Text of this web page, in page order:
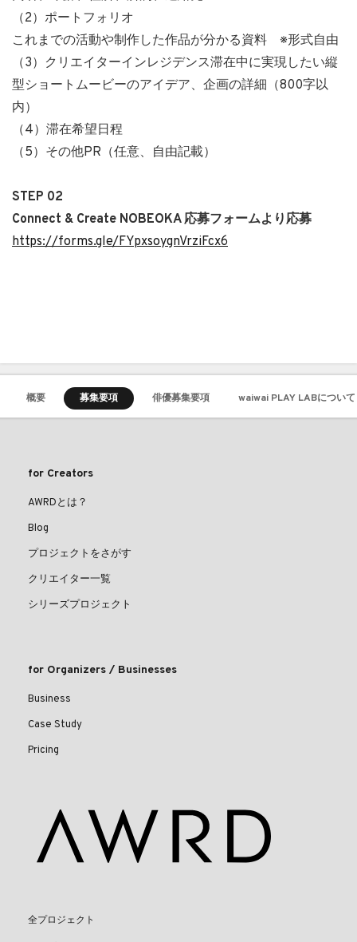
（2）ポートフォリオ
これまでの活動や制作した作品が分かる資料 ※形式自由
（3）クリエイターインレジデンス滞在中に実現したい縦
型ショートムービーのアイデア、企画の詳細（800字以
内）
（4）滞在希望日程
（5）その他PR（任意、自由記載）
STEP 02
Connect & Create NOBEOKA 応募フォームより応募
https://forms.gle/FYpxsoygnVrziFcx6
概要 募集要項 俳優募集要項 waiwai PLAY LABについて
for Creators
AWRDとは？
Blog
プロジェクトをさがす
クリエイター一覧
シリーズプロジェクト
for Organizers / Businesses
Business
Case Study
Pricing
全プロジェクト